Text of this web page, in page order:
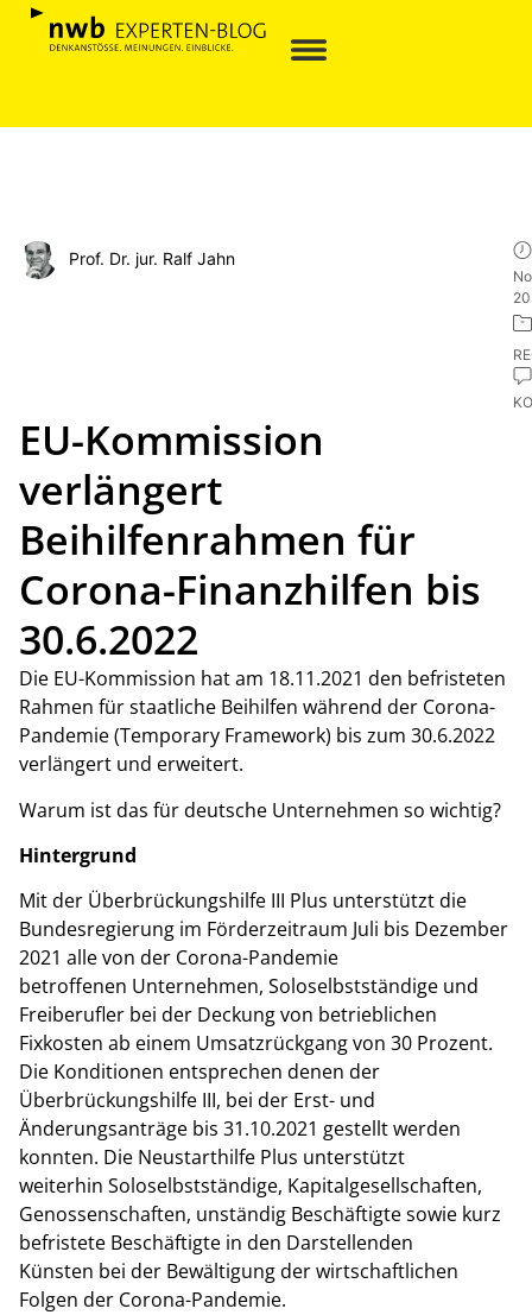
Prof. Dr. jur. Ralf Jahn
EU-Kommission
verlängert
Beihilfenrahmen für
Corona-Finanzhilfen bis
30.6.2022
Die EU-Kommission hat am 18.11.2021 den befristeten
Rahmen für staatliche Beihilfen während der Corona-
Pandemie (Temporary Framework) bis zum 30.6.2022
verlängert und erweitert.
Warum ist das für deutsche Unternehmen so wichtig?
Hintergrund
Mit der Überbrückungshilfe III Plus unterstützt die
Bundesregierung im Förderzeitraum Juli bis Dezember
2021 alle von der Corona-Pandemie
betroffenen Unternehmen, Soloselbstständige und
Freiberufler bei der Deckung von betrieblichen
Fixkosten ab einem Umsatzrückgang von 30 Prozent.
Die Konditionen entsprechen denen der
Überbrückungshilfe III, bei der Erst- und
Änderungsanträge bis 31.10.2021 gestellt werden
konnten. Die Neustarthilfe Plus unterstützt
weiterhin Soloselbstständige, Kapitalgesellschaften,
Genossenschaften, unständig Beschäftigte sowie kurz
befristete Beschäftigte in den Darstellenden
Künsten bei der Bewältigung der wirtschaftlichen
Folgen der Corona-Pandemie.